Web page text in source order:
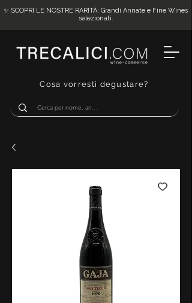
Cosa vorresti degustare?
✨ SCOPRI LE NOSTRE RARITÀ: Grandi Annate e Fine Wines
selezionati.